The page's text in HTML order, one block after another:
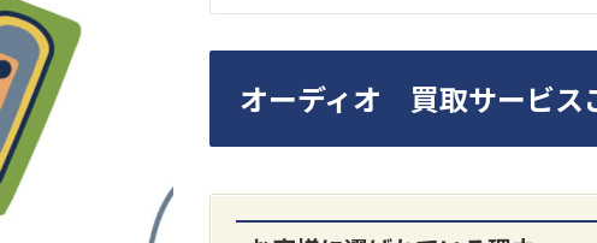
LUXKIT
A3300 真空管プリアンプ
オーディオ 買取サービス